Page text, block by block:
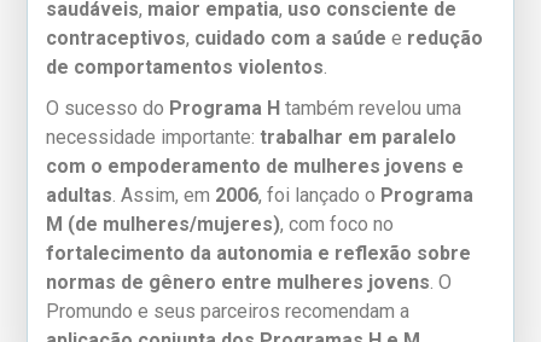
saudáveis, maior empatia, uso consciente de
contraceptivos, cuidado com a saúde e redução
de comportamentos violentos.
O sucesso do Programa H também revelou uma
necessidade importante:trabalhar em paralelo
com o empoderamento de mulheres jovens e
adultas. Assim, em 2006, foi lançado o Programa
M (de mulheres/mujeres), com foco no
fortalecimento da autonomia e reflexão sobre
normas de gênero entre mulheres jovens. O
Promundo e seus parceiros recomendam a